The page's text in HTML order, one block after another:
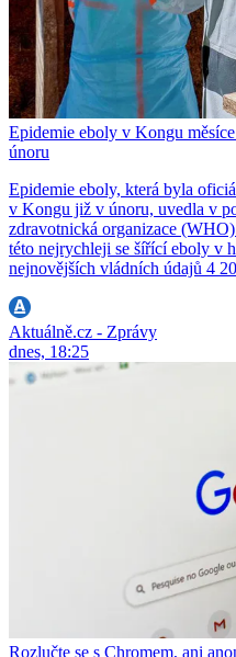
Epidemie eboly v Kongu
únoru
Epidemie eboly, která byla
v Kongu již v únoru, uvedla v
zdravotnická organizace
této nejrychleji se šířící eboly v
nejnovějších vládních údajů 4
Aktuálně.cz - Zprávy
dnes, 18:25
Rozlučte se s Chromem, ani